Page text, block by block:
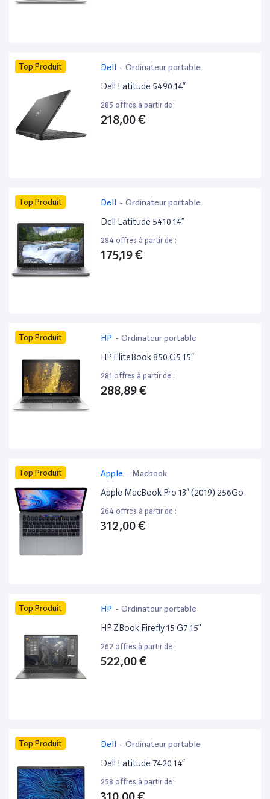
Top Produit Dell - Ordinateur portable
Dell Latitude 5490 14”
285 offres à partir de :
218,00 €
Top Produit Dell - Ordinateur portable
Dell Latitude 5410 14”
284 offres à partir de :
175,19 €
Top Produit HP - Ordinateur portable
HP EliteBook 850 G5 15”
281 offres à partir de :
288,89 €
Top Produit Apple - Macbook
Apple MacBook Pro 13” (2019) 256Go
264 offres à partir de :
312,00 €
Top Produit HP - Ordinateur portable
HP ZBook Firefly 15 G7 15”
262 offres à partir de :
522,00 €
Top Produit Dell - Ordinateur portable
Dell Latitude 7420 14”
258 offres à partir de :